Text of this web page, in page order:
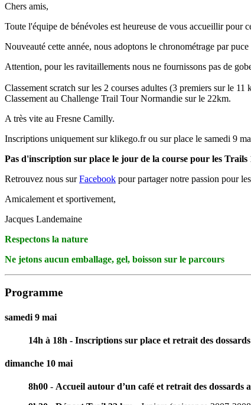
Chers amis,
Toute l'équipe de bénévoles est heureuse de vous accueillir
Nouveauté cette année, nous adoptons le chronométrage par
Attention, pour les ravitaillements nous ne fournissons pas de
Classement scratch sur les 2 courses adultes (3 premiers sur le
Classement au Challenge Trail Tour Normandie sur le 22km.
A très vite au Fresne Camilly.
Inscriptions uniquement sur klikego.fr ou sur place le samedi 9
Pas d'inscription sur place le jour de la course pour les Trails
Retrouvez nous surFacebook pour partager notre passion pour
Amicalement et sportivement,
Jacques Landemaine
Respectons la nature
Ne jetons aucun emballage, gel, boisson sur le parcours
Programme
samedi 9 mai
14h à 18h - Inscriptions sur place et retrait des dossards
dimanche 10 mai
8h00 - Accueil autour d’un café et retrait des dossards